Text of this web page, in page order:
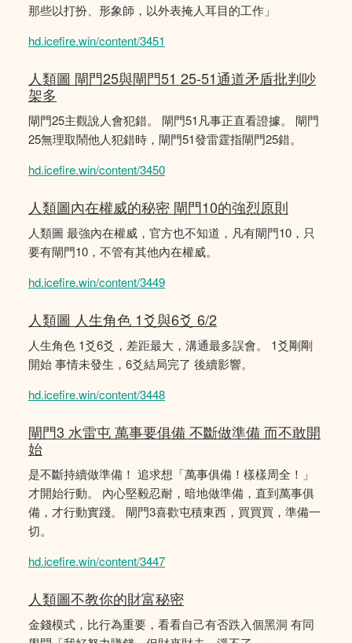
那些以打扮、形象師，以外表掩人耳目的工作」
hd.icefire.win/content/3451
人類圖 閘門25與閘門51 25-51通道矛盾批判吵
架多
閘門25主觀說人會犯錯。 閘門51凡事正直看證據。 閘門
25無理取鬧他人犯錯時，閘門51發雷霆指閘門25錯。
hd.icefire.win/content/3450
人類圖內在權威的秘密 閘門10的強烈原則
人類圖 最強內在權威，官方也不知道，凡有閘門10，只
要有閘門10，不管有其他內在權威。
hd.icefire.win/content/3449
人類圖 人生角色 1爻與6爻 6/2
人生角色 1爻6爻，差距最大，溝通最多誤會。 1爻剛剛
開始 事情未發生，6爻結局完了 後續影響。
hd.icefire.win/content/3448
閘門3 水雷屯 萬事要俱備 不斷做準備 而不敢開
始
是不斷持續做準備！ 追求想「萬事俱備！樣樣周全！」
才開始行動。 內心堅毅忍耐，暗地做準備，直到萬事俱
備，才行動實踐。 閘門3喜歡屯積東西，買買買，準備一
切。
hd.icefire.win/content/3447
人類圖不教你的財富秘密
金錢模式，比行為重要，看看自己有否跌入個黑洞 有同